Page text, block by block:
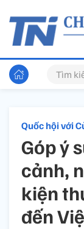
Quốc hội với
Góp ý
cảnh,
kiện
đến